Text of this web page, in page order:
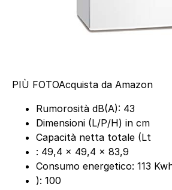
PIÙ FOTOAcquista da Amazon
Rumorosità dB(A): 43
Dimensioni (L/P/H) in cm
Capacità netta totale (Lt
: 49,4 x 49,4 x 83,9
Consumo energetico: 113
): 100